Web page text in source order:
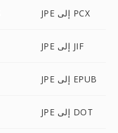
JPE إلى PCX
JPE إلى JIF
JPE إلى EPUB
JPE إلى DOT